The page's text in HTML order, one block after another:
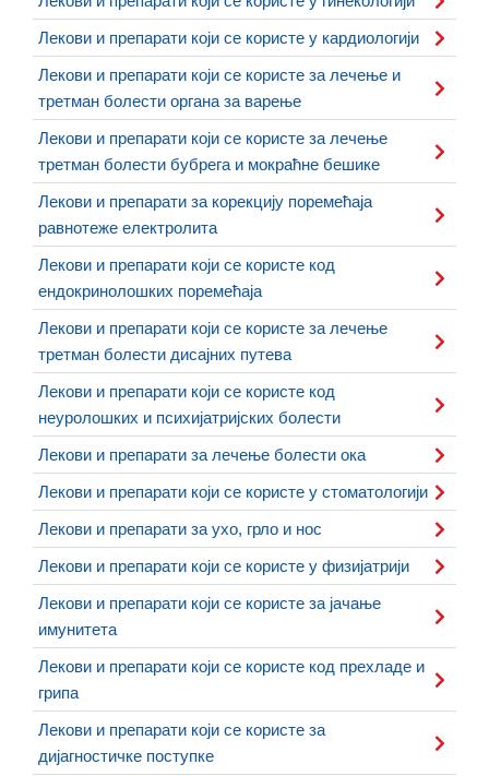
Лекови и препарати који се користе у кардиологији
Лекови и препарати који се користе за лечење и
третман болести органа за варење
Лекови и препарати који се користе за лечење
третман болести бубрега и мокраћне бешике
Лекови и препарати за корекцију поремећаја
равнотеже електролита
Лекови и препарати који се користе код
ендокринолошких поремећаја
Лекови и препарати који се користе за лечење
третман болести дисајних путева
Лекови и препарати који се користе код
неуролошких и психијатријских болести
Лекови и препарати за лечење болести ока
Лекови и препарати који се користе у стоматологији
Лекови и препарати за ухо, грло и нос
Лекови и препарати који се користе у физијатрији
Лекови и препарати који се користе за јачање
имунитета
Лекови и препарати који се користе код прехладе и
грипа
Лекови и препарати који се користе за
дијагностичке поступке